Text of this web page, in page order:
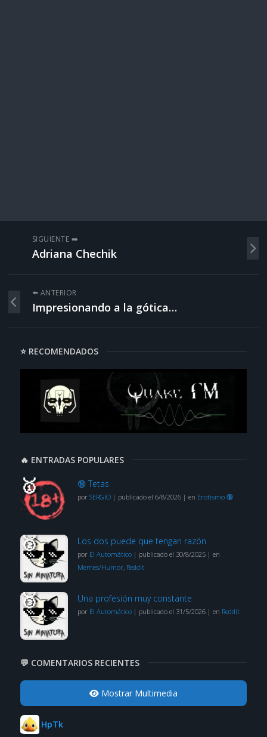
SIGUIENTE ➡️
Adriana Chechik
⬅️ ANTERIOR
Impresionando a la gótica…
⭐ RECOMENDADOS
🔥 ENTRADAS POPULARES
🔞 Tetas
por SERGIO| publicado el 6/8/2026| en Erotismo 🔞
Los dos puede que tengan razón
por El Automático| publicado el 30/8/2025| en
Memes/Humor, Reddit
Una profesión muy constante
por El Automático| publicado el 31/5/2026| en Reddit
💬 COMENTARIOS RECIENTES
Mostrar Multimedia
HpTk